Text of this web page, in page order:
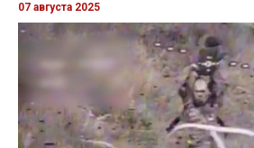
07 августа 2025